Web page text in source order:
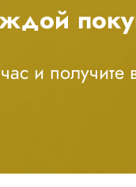
и получите